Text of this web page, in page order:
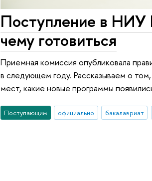
Поступление в НИУ
чему готовиться
Приемная комиссия опубликовала
в следующем году. Рассказываем о
мест, какие новые программы
Поступающим официально бакалавриат